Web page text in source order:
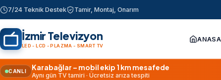
7/24 Teknik Destek Tamir, Montaj, Onarım
İzmir Televizyon
LED - LCD - PLAZMA - SMART TV
CANLI Karabağlar – mobil ekip 1 km mesafede
Aynı gün TV tamiri · Ücretsiz arıza tespiti